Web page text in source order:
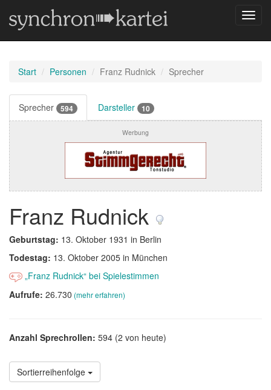
Start Personen Franz Rudnick Sprecher
Sprecher 594 Darsteller 10
Werbung
Franz Rudnick
Geburtstag: 13. Oktober 1931 in Berlin
Todestag: 13. Oktober 2005 in München
„Franz Rudnick“ bei Spielestimmen
Aufrufe: 26.730 (mehr erfahren)
Anzahl Sprechrollen: 594 (2 von heute)
Sortierreihenfolge